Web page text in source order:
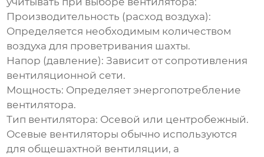
Производительность (расход воздуха):
Определяется необходимым количеством
воздуха для проветривания шахты.
Напор (давление): Зависит от сопротивления
вентиляционной сети.
Мощность: Определяет энергопотребление
вентилятора.
Тип вентилятора: Осевой или центробежный.
Осевые вентиляторы обычно используются
для общешахтной вентиляции, а